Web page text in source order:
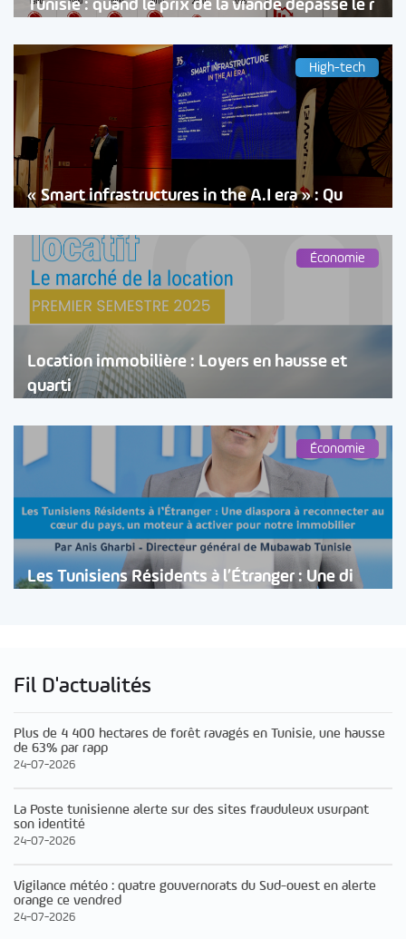
Tunisie : quand le prix de la viande dépasse le r
High-tech
« Smart infrastructures in the A.I era » : Qu
Économie
Location immobilière : Loyers en hausse et
quarti
Économie
Les Tunisiens Résidents à l’Étranger : Une di
Fil D'actualités
Plus de 4 400 hectares de forêt ravagés en Tunisie, une hausse
de 63% par rapp
24-07-2026
La Poste tunisienne alerte sur des sites frauduleux usurpant
son identité
24-07-2026
Vigilance météo : quatre gouvernorats du Sud-ouest en alerte
orange ce vendred
24-07-2026